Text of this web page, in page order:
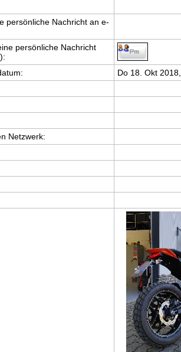
persönliche Nachricht an e-
persönliche Nachricht
Do 18. Okt
Netzwerk: